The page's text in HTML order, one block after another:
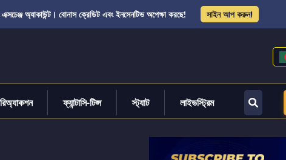
অ্যাকাউন্ট। বোনাস ক্রেডিট এবং ইনসেনটিভ অপেক্ষা করছে! সাইন আপ করুন!
ফ্যান্টাসি-টিপ্স স্ট্যাট লাইভস্ট্রিম